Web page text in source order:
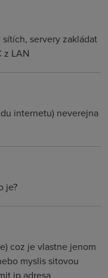
servery zakládat
z LAN
internetu) neverejna
je?
coz je vlastne jenom
myslis sitovou
ip adresa